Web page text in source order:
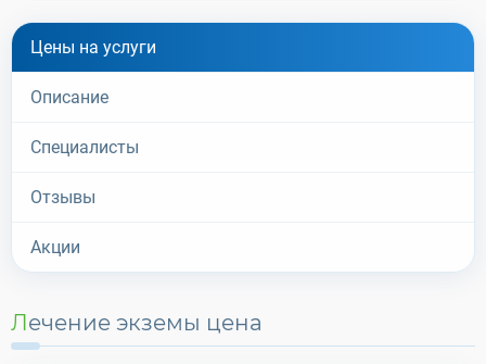
Цены на услуги
Описание
Специалисты
Отзывы
Акции
Лечение экземы цена